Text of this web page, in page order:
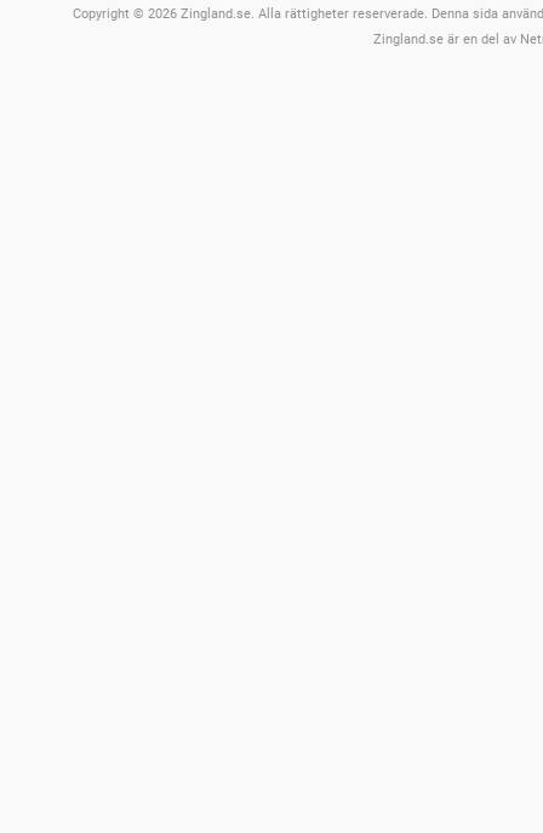
Copyright © 2026 Zingland.se. Alla rättigheter reserverade. Denna sida
Zingland.se är en del av